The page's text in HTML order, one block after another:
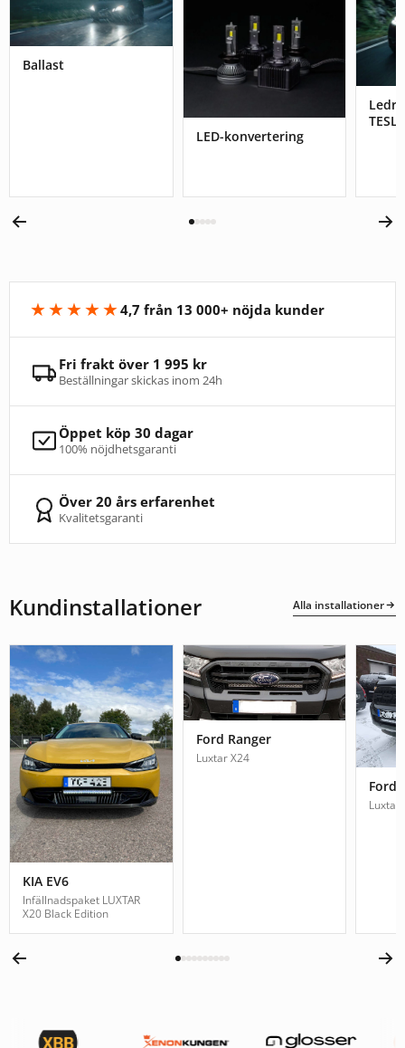
Ballast
LED-konvertering
★★★★★4,7 från 13 000+ nöjda kunder
Fri frakt över 1 995 kr
Beställningar skickas inom 24h
Öppet köp 30 dagar
100% nöjdhetsgaranti
Över 20 års erfarenhet
Kvalitetsgaranti
Kundinstallationer Alla installationer
KIA EV6
Infällnadspaket LUXTAR
X20 Black Edition
Ford Ranger
Luxtar X24
Ford
Luxtar